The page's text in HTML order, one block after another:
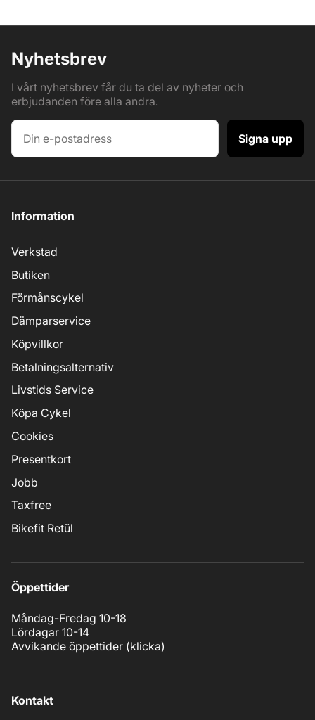
Nyhetsbrev
I vårt nyhetsbrev får du ta del av nyheter och
erbjudanden före alla andra.
Signa upp
Information
Verkstad
Butiken
Förmånscykel
Dämparservice
Köpvillkor
Betalningsalternativ
Livstids Service
Köpa Cykel
Cookies
Presentkort
Jobb
Taxfree
Bikefit Retül
Öppettider
Måndag-Fredag 10-18
Lördagar 10-14
Avvikande öppettider (klicka)
Kontakt